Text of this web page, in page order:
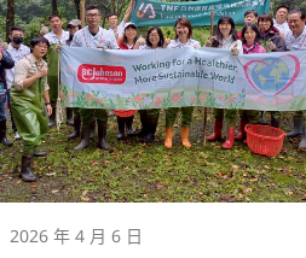
2026 年 4 月 6 日